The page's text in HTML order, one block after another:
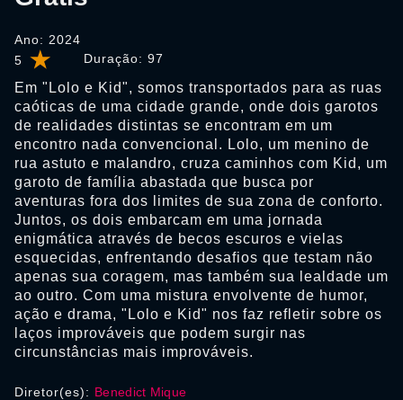
5 Duração: 97
Ano: 2024
Em "Lolo e Kid", somos transportados para as ruas
caóticas de uma cidade grande, onde dois garotos
de realidades distintas se encontram em um
encontro nada convencional. Lolo, um menino de
rua astuto e malandro, cruza caminhos com Kid, um
garoto de família abastada que busca por
aventuras fora dos limites de sua zona de conforto.
Juntos, os dois embarcam em uma jornada
enigmática através de becos escuros e vielas
esquecidas, enfrentando desafios que testam não
apenas sua coragem, mas também sua lealdade um
ao outro. Com uma mistura envolvente de humor,
ação e drama, "Lolo e Kid" nos faz refletir sobre os
laços improváveis que podem surgir nas
circunstâncias mais improváveis.
Diretor(es): Benedict Mique